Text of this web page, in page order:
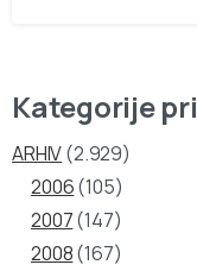
Kategorije
ARHIV(2.929)
2006(105)
2007(147)
2008(167)